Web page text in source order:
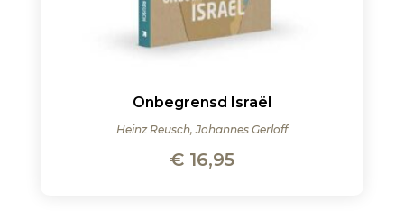
Onbegrensd Israël
Heinz Reusch, Johannes Gerloff
€16,95